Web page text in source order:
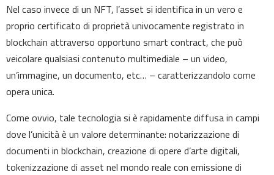
Nel caso invece di un NFT, l’asset si identifica in un vero e
proprio certificato di proprietà univocamente registrato in
blockchain attraverso opportuno smart contract, che può
veicolare qualsiasi contenuto multimediale – un video,
un’immagine, un documento, etc… – caratterizzandolo come
opera unica.
Come ovvio, tale tecnologia si è rapidamente diffusa in campi
dove l’unicità è un valore determinante: notarizzazione di
documenti in blockchain, creazione di opere d’arte digitali,
tokenizzazione di asset nel mondo reale con emissione di